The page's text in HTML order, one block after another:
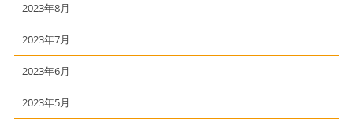
2023年8月
2023年7月
2023年6月
2023年5月